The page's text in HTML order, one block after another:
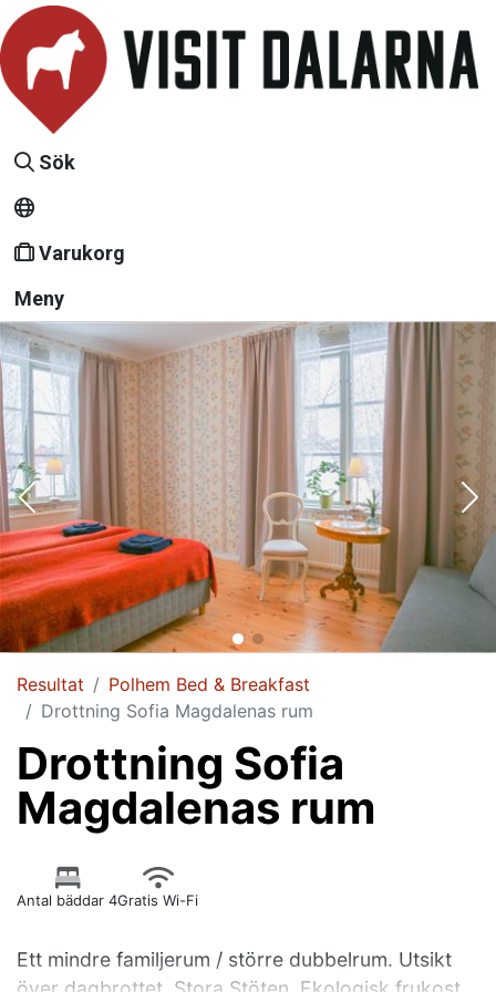
Sök
Varukorg
Meny
Resultat
Polhem Bed & Breakfast
Drottning Sofia Magdalenas rum
Drottning Sofia
Magdalenas rum
Antal bäddar 4Gratis Wi-Fi
Ett mindre familjerum / större dubbelrum. Utsikt